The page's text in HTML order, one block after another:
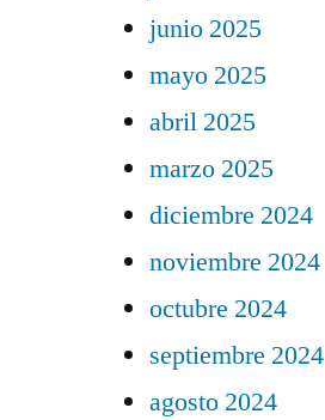
junio 2025
mayo 2025
abril 2025
marzo 2025
diciembre 2024
noviembre 2024
octubre 2024
septiembre 2024
agosto 2024